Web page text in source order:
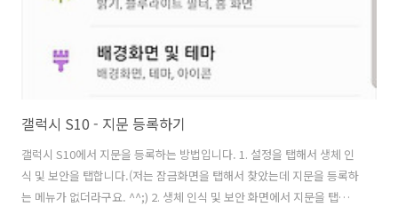
갤럭시 S10 - 지문 등록하기
갤럭시 S10에서 지문을 등록하는 방법입니다. 1. 설정을 탭해서 생체 인
식 및 보안을 탭합니다.(저는 잠금화면을 탭해서 찾았는데 지문을 등록하
는 메뉴가 없더라구요. ^^;) 2. 생체 인식 및 보안 화면에서 지문을 탭합